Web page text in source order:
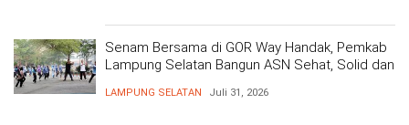
Senam Bersama di GOR Way Handak, Pemkab
Lampung Selatan Bangun ASN Sehat, Solid dan
LAMPUNG SELATAN Juli 31, 2026